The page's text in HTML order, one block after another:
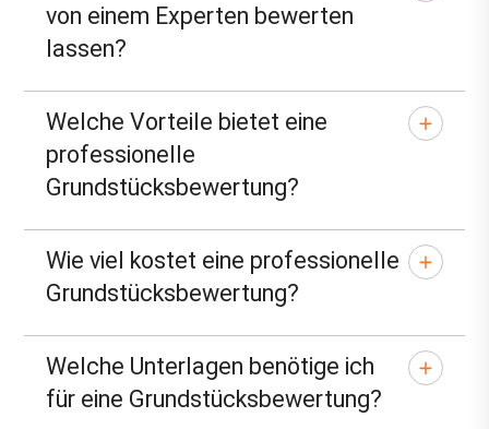
von einem Experten bewerten
lassen?
Welche Vorteile bietet eine
professionelle
Grundstücksbewertung?
Wie viel kostet eine professionelle
Grundstücksbewertung?
Welche Unterlagen benötige ich
für eine Grundstücksbewertung?